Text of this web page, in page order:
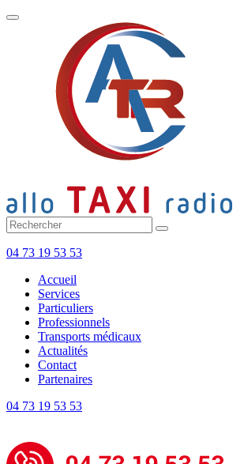
Toggle
04 73 19 53 53
Accueil
Services
Particuliers
Professionnels
Transports médicaux
Actualités
Contact
Partenaires
04 73 19 53 53